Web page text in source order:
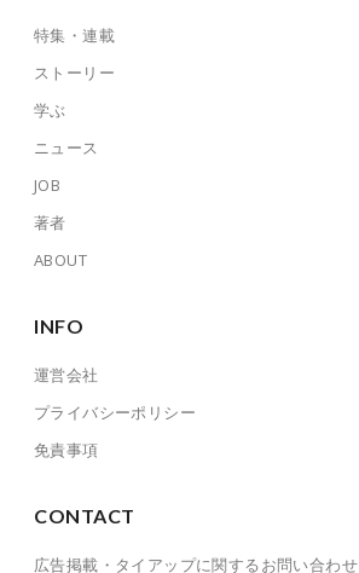
特集・連載
ストーリー
学ぶ
ニュース
JOB
著者
ABOUT
INFO
運営会社
プライバシーポリシー
免責事項
CONTACT
広告掲載・タイアップに関するお問い合わせ